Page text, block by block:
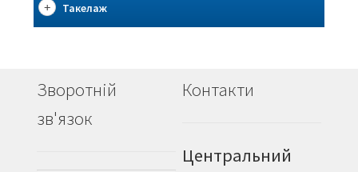
Такелаж
Зворотній
зв'язок
Контакти
Центральний